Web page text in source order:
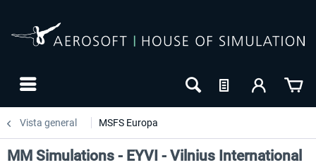
Vista general MSFS Europa
MM Simulations - EYVI - Vilnius International